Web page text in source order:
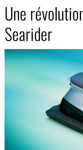
Une
Searider